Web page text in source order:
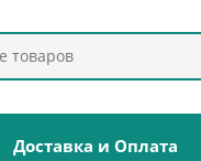
Доставка и Оплата